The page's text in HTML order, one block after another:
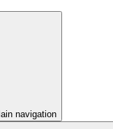
navigation